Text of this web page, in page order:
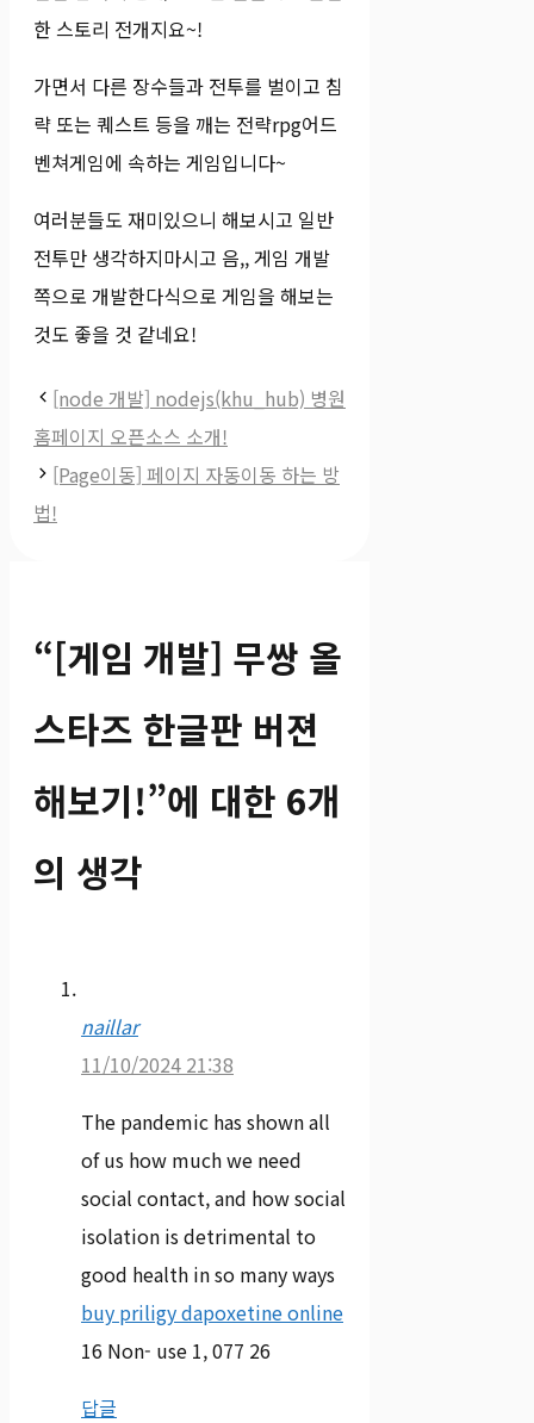
한 스토리 전개지요~!
가면서 다른 장수들과 전투를 벌이고 침
략 또는 퀘스트 등을 깨는 전략rpg어드
벤쳐게임에 속하는 게임입니다~
여러분들도 재미있으니 해보시고 일반
전투만 생각하지마시고 음,, 게임 개발
쪽으로 개발한다식으로 게임을 해보는
것도 좋을 것 같네요!
[node 개발] nodejs(khu_hub) 병원
홈페이지 오픈소스 소개!
[Page이동] 페이지 자동이동 하는 방
법!
“[게임 개발] 무쌍 올
스타즈 한글판 버젼
해보기!”에 대한 6개
의 생각
naillar
11/10/2024 21:38
The pandemic has shown all
of us how much we need
social contact, and how social
isolation is detrimental to
good health in so many ways
buy priligy dapoxetine online
16 Non- use 1, 077 26
답글